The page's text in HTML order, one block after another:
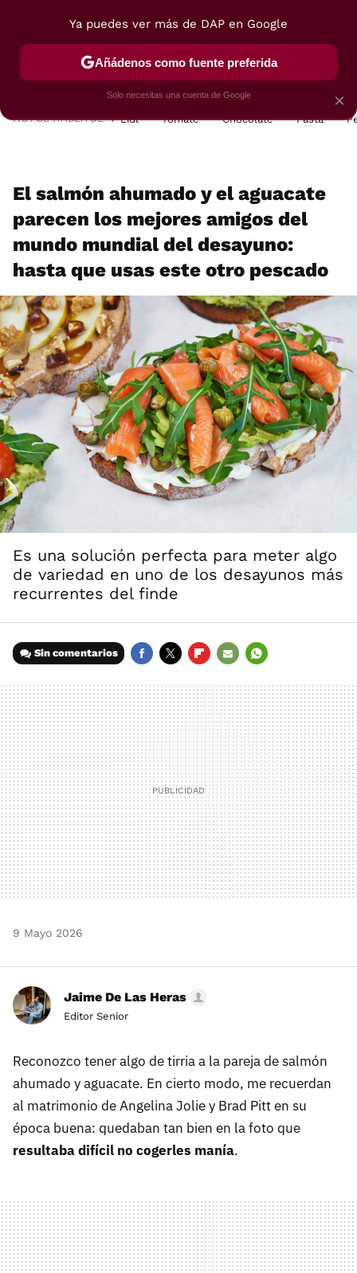
POSTRES VIAJES SELECCIÓN VEGUI
HOY SE HABLA DE Lidl Tomate Chocolate Pasta
El salmón ahumado y el aguacate
parecen los mejores amigos del
mundo mundial del desayuno:
hasta que usas este otro pescado
Es una solución perfecta para meter algo
de variedad en uno de los desayunos más
recurrentes del finde
Sin comentarios
MAIL
9 Mayo 2026
Jaime De Las Heras
Editor Senior
Reconozco tener algo de tirria a la pareja de salmón
ahumado y aguacate. En cierto modo, me recuerdan
al matrimonio de Angelina Jolie y Brad Pitt en su
época buena: quedaban tan bien en la foto que
resultaba difícil no cogerles manía.
×
Ya puedes ver más de DAP en Google
Añádenos como fuente preferida
Solo necesitas una cuenta de Google